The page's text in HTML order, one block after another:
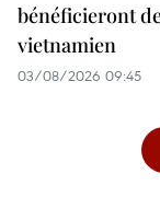
bénéficieront
vietnamien
03/08/2026 09:45